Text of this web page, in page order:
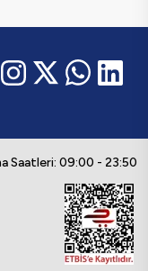
Saatleri: 09:00 - 23:50